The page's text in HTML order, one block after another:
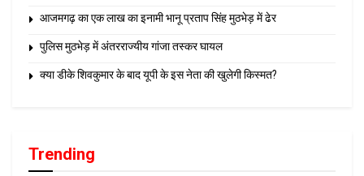
आजमगढ़ का एक लाख का इनामी भानू प्रताप सिंह मुठभेड़ में ढेर
पुलिस मुठभेड़ में अंतरराज्यीय गांजा तस्कर घायल
क्या डीके शिवकुमार के बाद यूपी के इस नेता की खुलेगी किस्मत?
Trending